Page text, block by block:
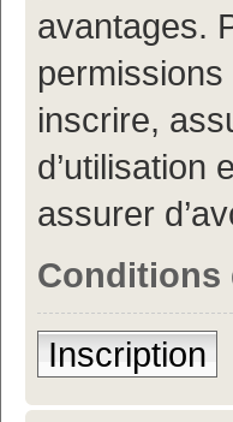
avantages.
inscrire,
d’utilisation
assurer
Conditions
Inscription